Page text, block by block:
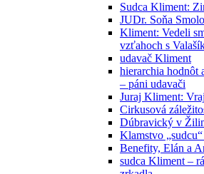
Sudca Kliment:
JUDr. Soňa
Kliment: Vedeli
vzťahoch s
udavač Kliment
hierarchia hodnôt
– páni udavači
Juraj Kliment:
Cirkusová
Dúbravický v
Klamstvo
Benefity, Elán a
sudca Kliment –